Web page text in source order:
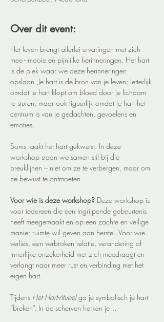
Over dit event:
Het leven brengt allerlei ervaringen met zich
mee - mooie en pijnlijke herinneringen. Het hart
is de plek waar we deze herinneringen
opslaan. Je hart is de bron van je leven; letterlijk
omdat je hart klopt om bloed door je lichaam
te sturen, maar ook figuurlijk omdat je hart het
centrum is van je gedachten, gevoelens en
emoties.
Soms raakt het hart gekwetst. In deze
workshop staan we samen stil bij die
breuklijnen – niet om ze te verbergen, maar om
ze bewust te ontmoeten.
Voor wie is deze workshop? Deze workshop is
voor iedereen die een ingrijpende gebeurtenis
heeft meegemaakt en op een zachte en veilige
manier ruimte wil geven aan herstel. Voor wie
verlies, een verbroken relatie, verandering of
innerlijke onzekerheid met zich meedraagt en
verlangt naar meer rust en verbinding met het
eigen hart.
Tijdens Het Hart-ritueel ga je symbolisch je hart
“breken”. In de scherven herken je…